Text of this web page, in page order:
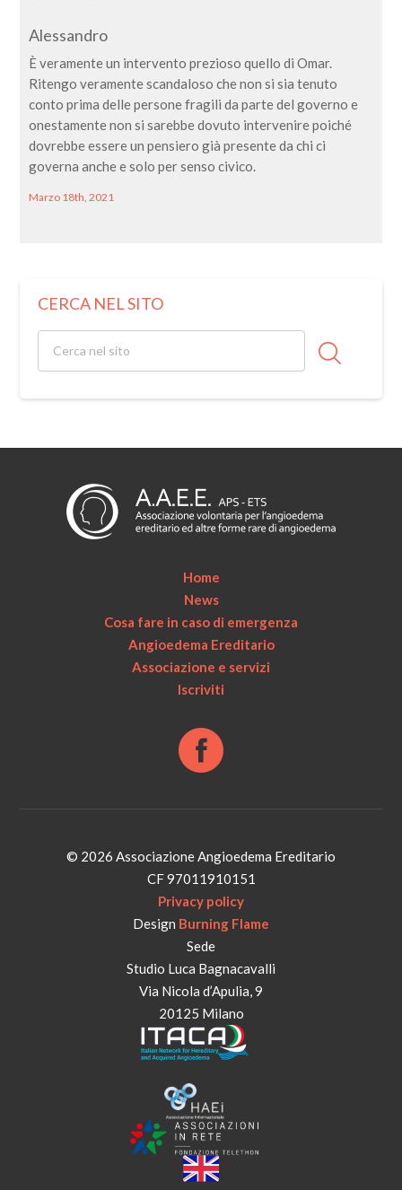
Alessandro
È veramente un intervento prezioso quello di Omar.
Ritengo veramente scandaloso che non si sia tenuto
conto prima delle persone fragili da parte del governo e
onestamente non si sarebbe dovuto intervenire poiché
dovrebbe essere un pensiero già presente da chi ci
governa anche e solo per senso civico.
Marzo 18th, 2021
CERCA NEL SITO
Home
News
Cosa fare in caso di emergenza
Angioedema Ereditario
Associazione e servizi
Iscriviti
© 2026 Associazione Angioedema Ereditario
CF 97011910151
Privacy policy
Design Burning Flame
Sede
Studio Luca Bagnacavalli
Via Nicola d’Apulia, 9
20125 Milano